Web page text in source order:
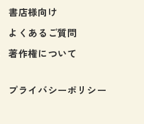
書店様向け
よくあるご質問
著作権について
プライバシーポリシー